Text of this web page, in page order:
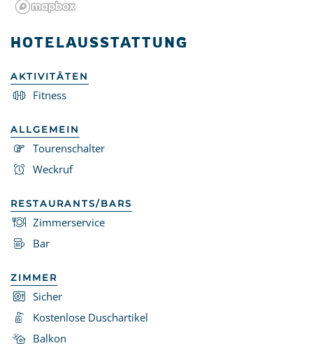
HOTELAUSSTATTUNG
AKTIVITÄTEN
Fitness
ALLGEMEIN
Tourenschalter
Weckruf
RESTAURANTS/BARS
Zimmerservice
Bar
ZIMMER
Sicher
Kostenlose Duschartikel
Balkon